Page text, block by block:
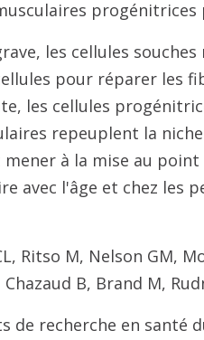
les cellules
pour réparer les
les cellules
repeuplent la
à la mise au
avec l'âge et chez les
Ritso M, Nelson GM,
Chazaud B, Brand M,
de recherche en santé